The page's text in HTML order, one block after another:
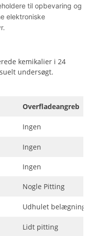
til opbevaring og
elektroniske
kemikalier i 24
undersøgt.
Overfladeangreb
Ingen
Ingen
Ingen
Nogle Pitting
Udhulet belægning
Lidt pitting